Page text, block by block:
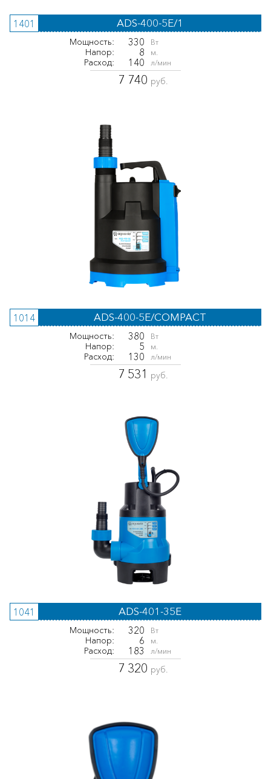
1401 ADS-400-5E/1
Мощность: 330 Вт
Напор: 8 м.
Расход: 140 л/мин
7 740 руб.
1014 ADS-400-5E/COMPACT
Мощность: 380 Вт
Напор: 5 м.
Расход: 130 л/мин
7 531 руб.
1041 ADS-401-35E
Мощность: 320 Вт
Напор: 6 м.
Расход: 183 л/мин
7 320 руб.